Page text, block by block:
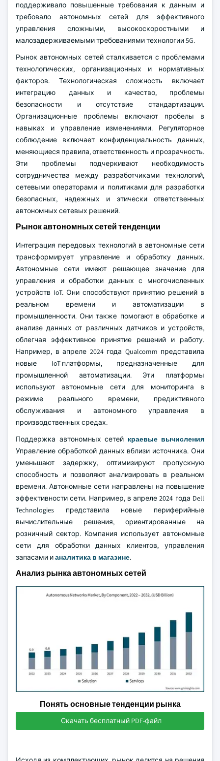
поддерживало повышенные требования к данным и
требовало автономных сетей для эффективного
управления сложными, высокоскоростными и
малозадерживаемыми требованиями технологии 5G.
Рынок автономных сетей сталкивается с проблемами
технологических, организационных и нормативных
факторов. Технологическая сложность включает
интеграцию данных и качество, проблемы
безопасности и отсутствие стандартизации.
Организационные проблемы включают пробелы в
навыках и управление изменениями. Регуляторное
соблюдение включает конфиденциальность данных,
меняющиеся правила, ответственность и прозрачность.
Эти проблемы подчеркивают необходимость
сотрудничества между разработчиками технологий,
сетевыми операторами и политиками для разработки
безопасных, надежных и этически ответственных
автономных сетевых решений.
Рынок автономных сетей тенденции
Интеграция передовых технологий в автономные сети
трансформирует управление и обработку данных.
Автономные сети имеют решающее значение для
управления и обработки данных с многочисленных
устройств IoT. Они способствуют принятию решений в
реальном времени и автоматизации в
промышленности. Они также помогают в обработке и
анализе данных от различных датчиков и устройств,
облегчая эффективное принятие решений и работу.
Например, в апреле 2024 года Qualcomm представила
новые IoT-платформы, предназначенные для
промышленной автоматизации. Эти платформы
используют автономные сети для мониторинга в
режиме реального времени, предиктивного
обслуживания и автономного управления в
производственных средах.
Поддержка автономных сетей краевые вычисления
Управление обработкой данных вблизи источника. Они
уменьшают задержку, оптимизируют пропускную
способность и позволяют анализировать в реальном
времени. Автономные сети направлены на повышение
эффективности сети. Например, в апреле 2024 года Dell
Technologies представила новые периферийные
вычислительные решения, ориентированные на
розничный сектор. Компания использует автономные
сети для обработки данных клиентов, управления
запасами ианалитика в магазине.
Анализ рынка автономных сетей
Понять основные тенденции рынка
Скачать бесплатный PDF-файл